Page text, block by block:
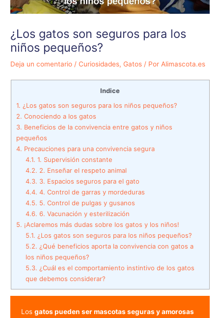
¿Los gatos son seguros para los
niños pequeños?
Deja un comentario / Curiosidades, Gatos / Por Alimascota.es
Indice
1. ¿Los gatos son seguros para los niños pequeños?
2. Conociendo a los gatos
3. Beneficios de la convivencia entre gatos y niños
pequeños
4. Precauciones para una convivencia segura
4.1. 1. Supervisión constante
4.2. 2. Enseñar el respeto animal
4.3. 3. Espacios seguros para el gato
4.4. 4. Control de garras y mordeduras
4.5. 5. Control de pulgas y gusanos
4.6. 6. Vacunación y esterilización
5. ¡Aclaremos más dudas sobre los gatos y los niños!
5.1. ¿Los gatos son seguros para los niños pequeños?
5.2. ¿Qué beneficios aporta la convivencia con gatos a
los niños pequeños?
5.3. ¿Cuál es el comportamiento instintivo de los gatos
que debemos considerar?
Los gatos pueden ser mascotas seguras y amorosas